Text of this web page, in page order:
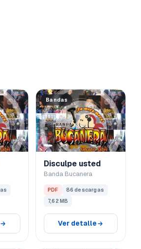
Bandas
Disculpe usted
Banda Bucanera
PDF
86 descargas
7,62 MB
Ver detalle